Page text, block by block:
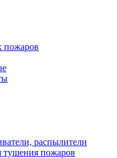
пожаров
распылители
тушения пожаров